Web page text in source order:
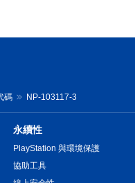
碼 NP-103117-3
永續性
PlayStation 與環境保護
協助工具